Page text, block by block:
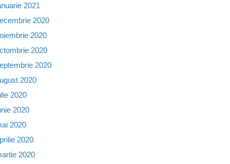
2021
2020
2020
2020
2020
2020
2020
2020
2020
2020
2020